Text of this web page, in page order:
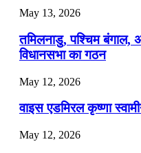
July 19, 2026
📝 डेली करेंट अफेयर्स:
May 13, 2026
तमिलनाडु, पश्चिम
विधानसभा का गठन
May 12, 2026
वाइस एडमिरल कृष्णा
May 12, 2026